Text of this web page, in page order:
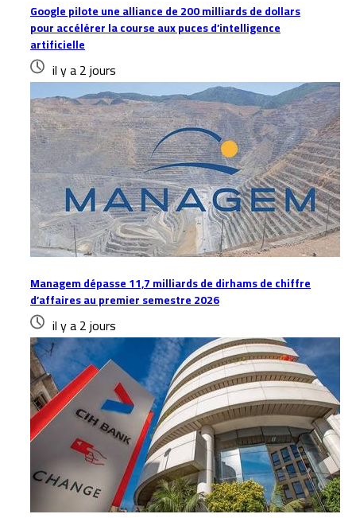
Google pilote une alliance de 200 milliards de dollars
pour accélérer la course aux puces d’intelligence
artificielle
il y a 2 jours
Managem dépasse 11,7 milliards de dirhams de chiffre
d’affaires au premier semestre 2026
il y a 2 jours